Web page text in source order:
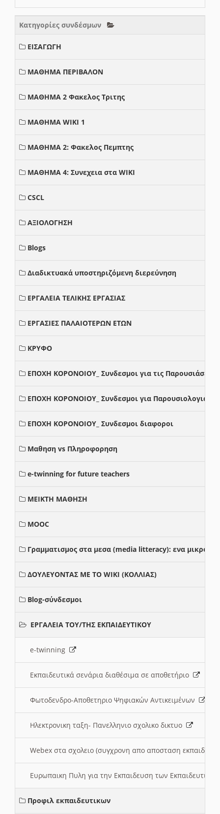
Κατηγορίες συνδέσμων
ΕΙΣΑΓΩΓΗ
ΜΑΘΗΜΑ ΠΕΡΙΒΑΛΟΝ
ΜΑΘΗΜΑ 2 Φακελος Τριτης
ΜΑΘΗΜΑ WIKI 1
ΜΑΘΗΜΑ 2: Φακελος Πεμπτης
ΜΑΘΗΜΑ 4: Συνεχεια στα WIKI
CSCL
ΑΞΙΟΛΟΓΗΣΗ
Blogs
Διαδικτυακά υποστηριζόμενη διερεύνηση
ΕΡΓΑΛΕΙΑ ΤΕΛΙΚΗΣ ΕΡΓΑΣΙΑΣ
ΕΡΓΑΣΙΕΣ ΠΑΛΑΙΟΤΕΡΩΝ ΕΤΩΝ
ΚΡΥΦΟ
ΕΠΟΧΗ ΚΟΡΟΝΟΙΟΥ_ Συνδεσμοι για τις Παρουσιάσεις
ΕΠΟΧΗ ΚΟΡΟΝΟΙΟΥ_ Συνδεσμοι για Παρουσιολογια
ΕΠΟΧΗ ΚΟΡΟΝΟΙΟΥ_ Συνδεσμοι διαφοροι
Μαθηση vs Πληροφορηση
e-twinning for future teachers
ΜΕΙΚΤΗ ΜΑΘΗΣΗ
MOOC
Γραμματισμος στα μεσα (media litteracy): ενα μικρο
ΔΟΥΛΕΥΟΝΤΑΣ ΜΕ ΤΟ WIKI (ΚΟΛΛΙΑΣ)
Blog-σύνδεσμοι
ΕΡΓΑΛΕΙΑ ΤΟΥ/ΤΗΣ ΕΚΠΑΙΔΕΥΤΙΚΟΥ
e-twinning
Εκπαιδευτικά σενάρια διαθέσιμα σε αποθετήριο
Φωτοδενδρο-Αποθετηριο Ψηφιακών Αντικειμένων
Ηλεκτρονικη ταξη- Πανελληνιο σχολικο δικτυο
Webex στα σχολειο (συγχρονη απο αποσταση
Ευρωπαικη Πυλη για την Εκπαιδευση των
Προφιλ εκπαιδευτικων